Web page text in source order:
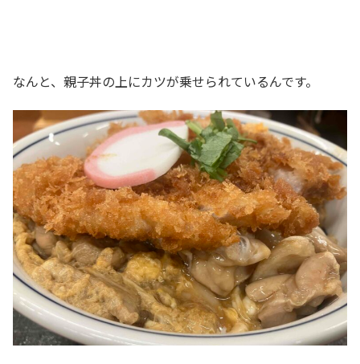
なんと、親子丼の上にカツが乗せられているんです。